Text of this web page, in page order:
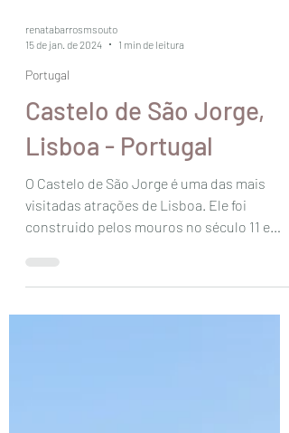
renatabarrosmsouto
15 de jan. de 2024
1 min de leitura
Portugal
Castelo de São Jorge,
Lisboa - Portugal
O Castelo de São Jorge é uma das mais
visitadas atrações de Lisboa. Ele foi